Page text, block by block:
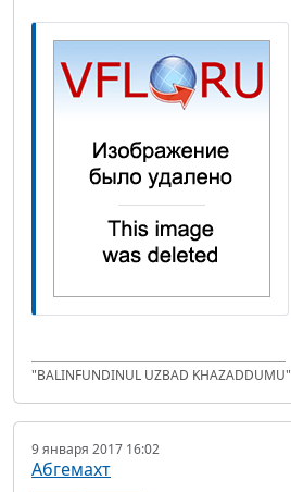
"BALINFUNDINUL UZBAD KHAZADDUMU"
9 января 2017 16:02
Абгемахт